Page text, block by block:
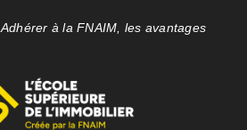
Adhérer à la FNAIM, les avantages